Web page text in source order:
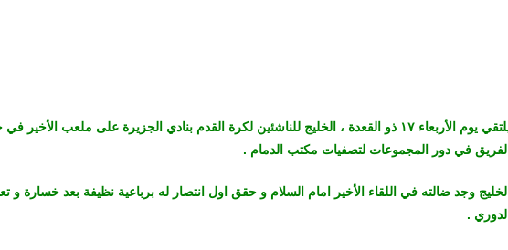
يلتقي يوم الأربعاء ١٧ ذو القعدة ، الخليج للناشئين لكرة القدم بنادي الجزيرة على ملعب
الفريق في دور المجموعات لتصفيات مكتب الدمام .
الخليج وجد ضالته في اللقاء الأخير امام السلام و حقق اول انتصار له برباعية نظيفة بعد خسارة و
الدوري .